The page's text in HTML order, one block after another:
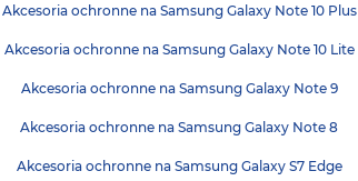
Akcesoria ochronne na Samsung Galaxy Note 10 Plus
Akcesoria ochronne na Samsung Galaxy Note 10 Lite
Akcesoria ochronne na Samsung Galaxy Note 9
Akcesoria ochronne na Samsung Galaxy Note 8
Akcesoria ochronne na Samsung Galaxy S7 Edge